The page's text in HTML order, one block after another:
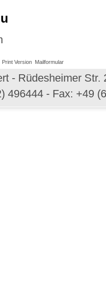
Print Version Mailformular
- Rüdesheimer
496444 - Fax: +49